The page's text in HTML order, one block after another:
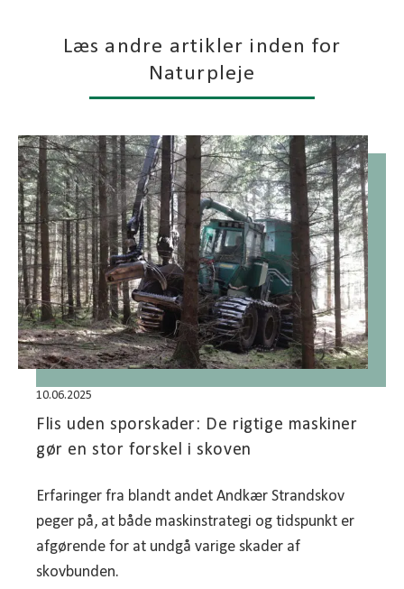
Læs andre artikler inden for
Naturpleje
10.06.2025
Flis uden sporskader: De rigtige maskiner
gør en stor forskel i skoven
Erfaringer fra blandt andet Andkær Strandskov
peger på, at både maskinstrategi og tidspunkt er
afgørende for at undgå varige skader af
skovbunden.